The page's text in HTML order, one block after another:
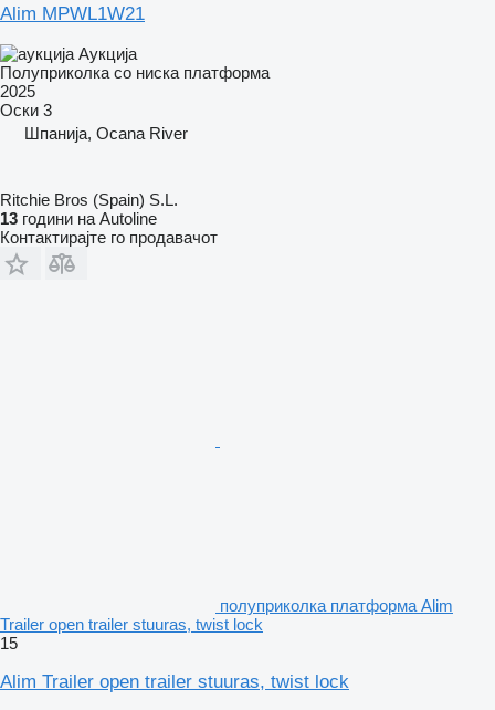
Alim MPWL1W21
Аукција
Полуприколка со ниска платформа
2025
Оски 3
Шпанија, Ocana River
Ritchie Bros (Spain) S.L.
13 години на Autoline
Контактирајте го продавачот
полуприколка платформа Alim
Trailer open trailer stuuras, twist lock
15
Alim Trailer open trailer stuuras, twist lock